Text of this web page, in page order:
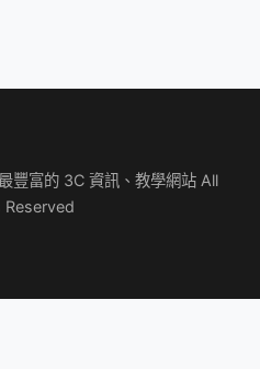
富的 3C 資訊、教學網站 All
Reserved